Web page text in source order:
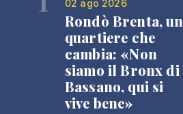
02 ago 2026
Rondò Brenta, un
quartiere che
cambia: «Non
siamo il Bronx di
Bassano, qui si
vive bene»